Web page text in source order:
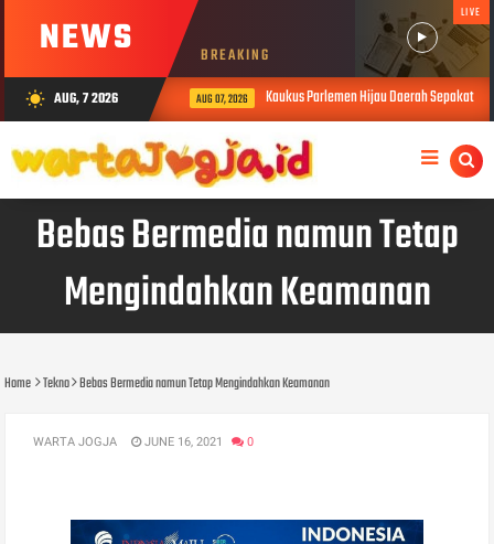
NEWS BREAKING
LIVE
wb_sunny AUG, 7 2026 AUG 07, 2026 Kaukus Parlemen Hijau Daerah Sepakati
Bebas Bermedia namun Tetap
Mengindahkan Keamanan
Home Tekno Bebas Bermedia namun Tetap Mengindahkan Keamanan
WARTA JOGJA JUNE 16, 2021 0